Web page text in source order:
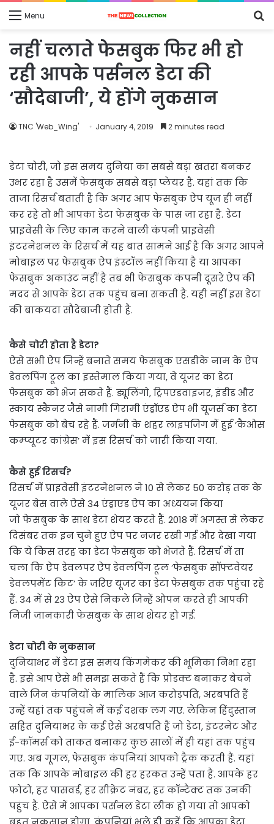
Menu
नहीं चलाते फेसबुक फिर भी हो
रही आपके पर्सनल डेटा की
‘सौदेबाजी’, ये होंगे नुकसान
TNC 'Web_Wing' January 4, 2019 2 minutes read
डेटा चोरी, जो इस समय दुनिया का सबसे बड़ा खतरा बनकर
उभर रहा है उसमें फेसबुक सबसे बड़ा प्लेयर है. यहां तक कि
ताजा रिसर्च बताती है कि अगर आप फेसबुक ऐप यूज ही नहीं
कर रहे तो भी आपका डेटा फेसबुक के पास जा रहा है. डेटा
प्राइवेसी के लिए काम करने वाली कंपनी प्राइवेसी
इंटरनेशनल के रिसर्च में यह बात सामने आई है कि अगर आपने
मोबाइल पर फेसबुक ऐप इंस्टॉल नहीं किया है या आपका
फेसबुक अकाउंट नहीं है तब भी फेसबुक कंपनी दूसरे ऐप की
मदद से आपके डेटा तक पहुंच बना सकती है. यही नहीं इस डेटा
की बाकयदा सौदेबाजी होती है.
कैसे चोरी होता है डेटा?
ऐसे सभी ऐप जिन्हें बनाते समय फेसबुक एसडीके नाम के ऐप
डेवलपिंग टूल का इस्तेमाल किया गया, वे यूजर का डेटा
फेसबुक को भेज सकते हैं. ड्यूलिंगो, ट्रिपएडवाइजर, इंडीड और
स्काय स्कैनर जैसे नामी गिरामी एंड्रॉएड ऐप भी यूजर्स का डेटा
फेसबुक को बेच रहे हैं. जर्मनी के शहर लाइपजिग में हुई ‘कैओस
कम्प्यूटर कांग्रेस’ में इस रिसर्च को जारी किया गया.
कैसे हुई रिसर्च?
रिसर्च में प्राइवेसी इंटरनेशनल ने 10 से लेकर 50 करोड़ तक के
यूजर बेस वाले ऐसे 34 एंड्राएड ऐप का अध्ययन किया
जो फेसबुक के साथ डेटा शेयर करते हैं. 2018 में अगस्त से लेकर
दिसंबर तक इन चुने हुए ऐप पर नजर रखी गई और देखा गया
कि ये किस तरह का डेटा फेसबुक को भेजते हैं. रिसर्च में ता
चला कि ऐप डेवलपर ऐप डेवलपिंग टूल ‘फेसबुक सॉफ्टवेयर
डेवलपमेंट किट’ के जरिए यूजर का डेटा फेसबुक तक पहुंचा रहे
हैं. 34 में से 23 ऐप ऐसे निकले जिन्हें ओपन करते ही आपकी
निजी जानकारी फेसबुक के साथ शेयर हो गई.
डेटा चोरी के नुकसान
दुनियाभर में डेटा इस समय किंगमेकर की भूमिका निभा रहा
है. इसे आप ऐसे भी समझ सकते हैं कि प्रोडक्ट बनाकर बेचने
वाले जिन कंपनियों के मालिक आज करोड़पति, अरबपति हैं
उन्हें यहां तक पहुंचने में कई दशक लग गए. लेकिन हिंदुस्तान
सहित दुनियाभर के कई ऐसे अरबपति हैं जो डेटा, इंटरनेट और
ई-कॉमर्स को ताकत बनाकर कुछ सालों में ही यहां तक पहुंच
गए. अब गूगल, फेसबुक कंपनियां आपको ट्रैक करती हैं. यहां
तक कि आपके मोबाइल की हर हरकत उन्हें पता है. आपके हर
फोटो, हर पासवर्ड, हर सीक्रेट नंबर, हर कॉन्टैक्ट तक उनकी
पहुंच है. ऐसे में आपका पर्सनल डेटा लीक हो गया तो आपको